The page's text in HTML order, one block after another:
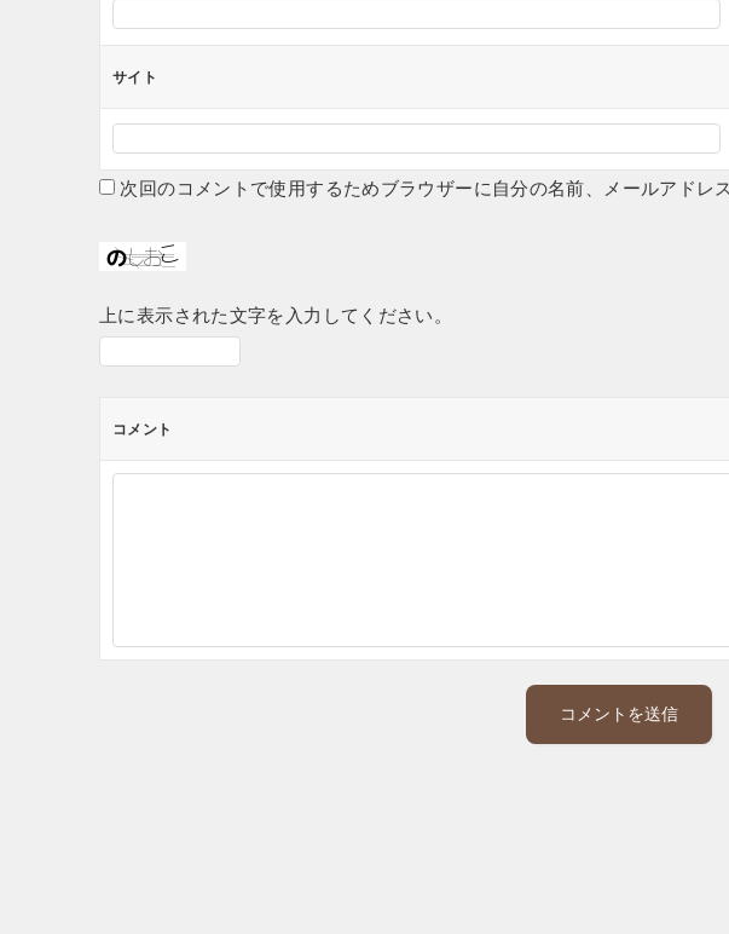
サイト
次回のコメントで使用するためブラウザーに自分の名前、メールアドレ
上に表示された文字を入力してください。
コメント